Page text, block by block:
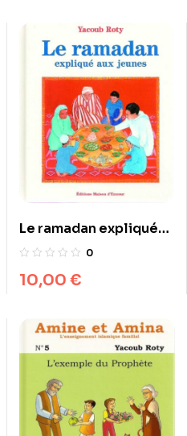
Le ramadan expliqué
aux jeunes0
10,00 €